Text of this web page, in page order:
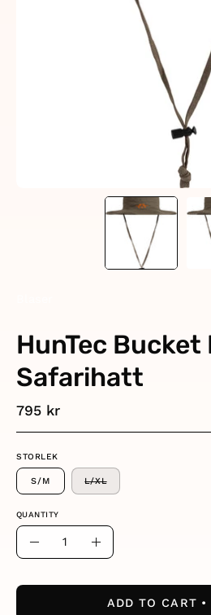
HunTec Bucket
Safarihatt
795 kr
STORLEK
S/M L/XL
QUANTITY
Quantity
Increase
ADD TO CART